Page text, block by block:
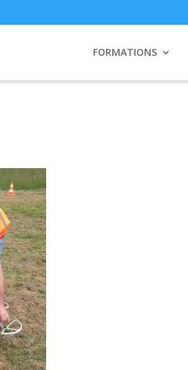
FORMATIONS